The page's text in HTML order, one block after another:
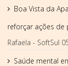
Boa Vista da
reforçar ações de
Rafaela - SoftSul
Saúde mental